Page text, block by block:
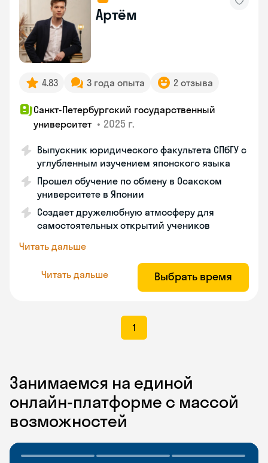
Артём
4.83 3 года опыта 2 отзыва
Санкт-Петербургский государственный
университет • 2025 г.
Выпускник юридического факультета СПбГУ с
углубленным изучением японского языка
Прошел обучение по обмену в Осакском
университете в Японии
Создает дружелюбную атмосферу для
самостоятельных открытий учеников
Читать дальше
Читать дальше Выбрать время
1
Занимаемся на единой
онлайн-платформе с массой
возможностей